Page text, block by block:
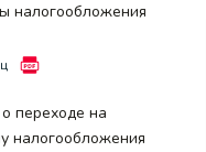
налогообложения
переходе на
налогообложения